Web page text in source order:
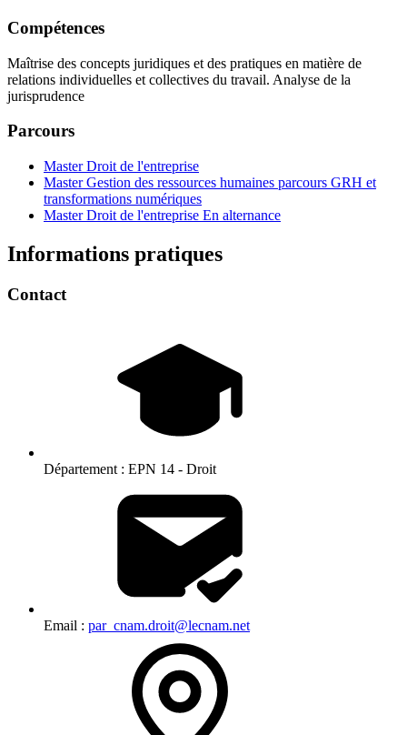
Compétences
Maîtrise des concepts juridiques et des pratiques en matière de
relations individuelles et collectives du travail. Analyse de la
jurisprudence
Parcours
Master Droit de l'entreprise
Master Gestion des ressources humaines parcours GRH et
transformations numériques
Master Droit de l'entreprise En alternance
Informations pratiques
Contact
Département : EPN 14 - Droit
Email : par_cnam.droit@lecnam.net